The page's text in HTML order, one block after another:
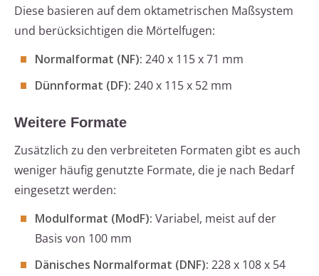
Diese basieren auf dem oktametrischen Maßsystem
und berücksichtigen die Mörtelfugen:
Normalformat (NF): 240 x 115 x 71 mm
Dünnformat (DF): 240 x 115 x 52 mm
Weitere Formate
Zusätzlich zu den verbreiteten Formaten gibt es auch
weniger häufig genutzte Formate, die je nach Bedarf
eingesetzt werden:
Modulformat (ModF): Variabel, meist auf der
Basis von 100 mm
Dänisches Normalformat (DNF): 228 x 108 x 54